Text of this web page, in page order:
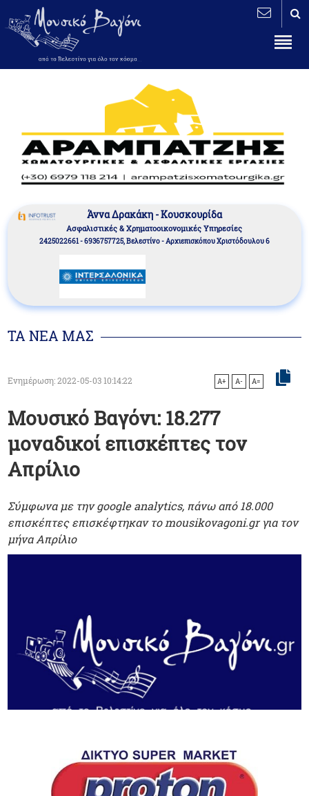
Άννα Δρακάκη - Κουσκουρίδα
Aσφαλιστικές & Χρηματοοικονομικές Υπηρεσίες
2425022661 - 6936757725, Βελεστίνο - Αρχιεπισκόπου Χριστόδουλου 6
ΤΑ ΝΕΑ ΜΑΣ
Ενημέρωση: 2022-05-03 10:14:22 A+ A- A=
Μουσικό Βαγόνι: 18.277
μοναδικοί επισκέπτες τον
Απρίλιο
Σύμφωνα με την google analytics, πάνω από 18.000
επισκέπτες επισκέφτηκαν το mousikovagoni.gr για τον
μήνα Απρίλιο